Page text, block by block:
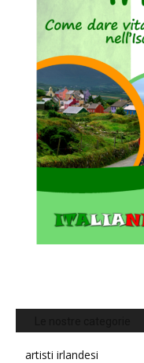
artisti irlandesi